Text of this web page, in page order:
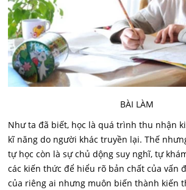
BÀI LÀM
Như ta đã biết, học là quá trình thu nhận
kĩ năng do người khác truyền lại. Thế
tự học còn là sự chủ dộng suy nghĩ, tự
các kiến thức để hiểu rõ bản chất của vấn
của riêng ai nhưng muôn biến thành kiến